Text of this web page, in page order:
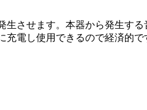
させます。本器から発生す
電し使用できるので経済的で